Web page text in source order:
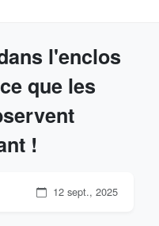
l'enclos
que les
!
12 sept., 2025